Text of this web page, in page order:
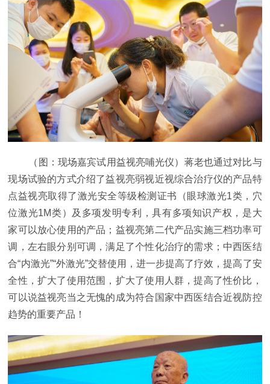
（图：现场嘉宾试用益视亮哺光仪）蒋老也通过对比与
现场试验的方式介绍了益视亮弱视近视综合治疗仪的产品特
点益视亮取得了激光安全等级检测证书（眼球激光1类，穴
位激光1M类）及多项发明专利，具有多项知识产权，是大
家可以放心使用的产品；益视亮第二代产品实施三档功率可
调，左右眼分别可调，满足了个性化治疗的需求；中西医结
合“内激光”“外激光”交替使用，进一步提高了疗效，提高了安
全性，扩大了使用范围，扩大了使用人群，提高了性价比，
可以说益视亮当之无愧的成为符合国家中西医结合近视防控
趋势的重要产品！